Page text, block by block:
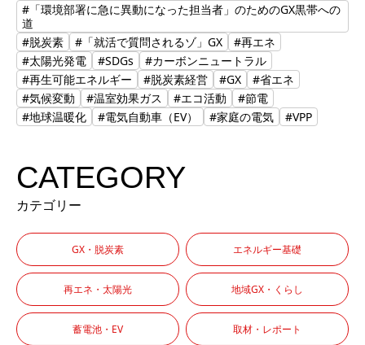
#「環境部署に急に異動になった担当者」のためのGX黒帯への
道
#脱炭素
#「就活で質問されるゾ」GX
#再エネ
#太陽光発電
#SDGs
#カーボンニュートラル
#再生可能エネルギー
#脱炭素経営 #GX
#省エネ
#気候変動
#温室効果ガス #エコ活動
#節電
#地球温暖化
#電気自動車（EV） #家庭の電気 #VPP
CATEGORY
カテゴリー
GX・脱炭素 エネルギー基礎
再エネ・太陽光 地域GX・くらし
蓄電池・EV 取材・レポート